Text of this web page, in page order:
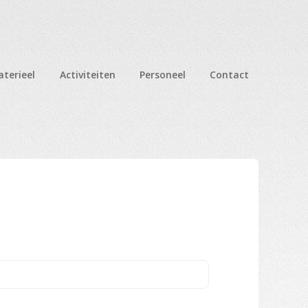
Activiteiten Personeel Contact